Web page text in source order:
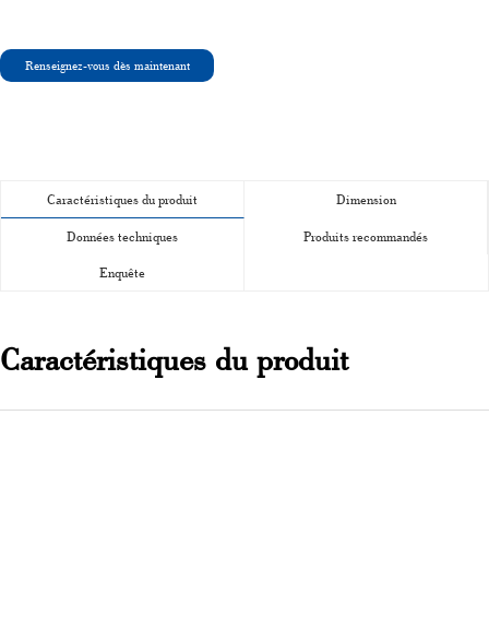
Renseignez-vous dès maintenant
Caractéristiques du produit Dimension
Données techniques Produits recommandés
Enquête
Caractéristiques du produit